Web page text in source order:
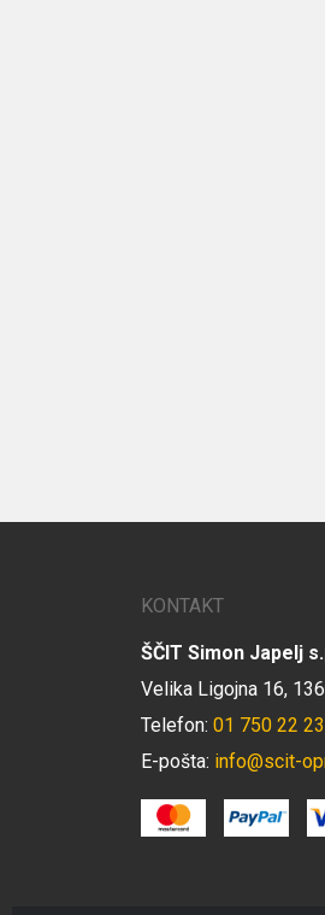
KONTAKT
ŠČIT Simon Japelj
Velika Ligojna 16,
Telefon: 01 750 22 23
E-pošta: info@scit-